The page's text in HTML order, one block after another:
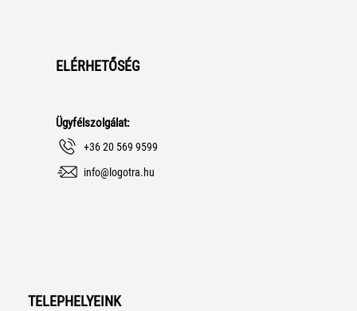
ELÉRHETŐSÉG
Ügyfélszolgálat:
+36 20 569 9599
info@logotra.hu
TELEPHELYEINK